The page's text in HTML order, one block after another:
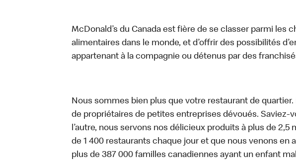
McDonald’s du Canada est fière de se classer parmi les
alimentaires dans le monde, et d’offrir des possibilités
appartenant à la compagnie ou détenus par des
Nous sommes bien plus que votre restaurant de
de propriétaires de petites entreprises dévoués. Saviez-
l’autre, nous servons nos délicieux produits à plus de 2,5
de 1 400 restaurants chaque jour et que nous venons en
plus de 387 000 familles canadiennes ayant un enfant